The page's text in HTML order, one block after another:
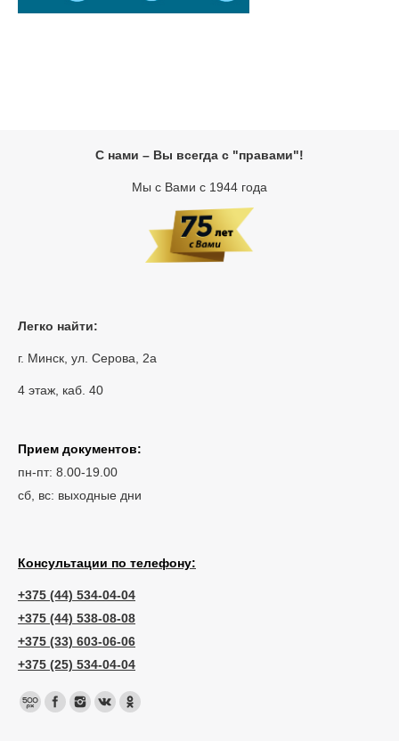
С нами – Вы всегда с "правами"!
Мы с Вами с 1944 года
Легко найти:
г. Минск, ул. Серова, 2а
4 этаж, каб. 40
Прием документов:
пн-пт: 8.00-19.00
сб, вс: выходные дни
Консультации по телефону:
+375 (44) 534-04-04
+375 (44) 538-08-08
+375 (33) 603-06-06
+375 (25) 534-04-04